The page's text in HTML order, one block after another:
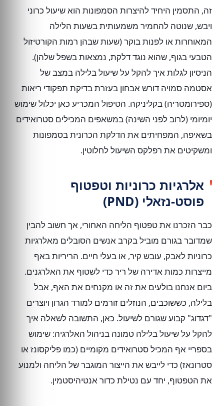
זה, התסמין היחיד להיצרות הסמפונות הוא שיעול כרוני
ויבש, שנוטה להחמיר משמעותית בשעות הלילה
המאוחרות או לפנות בוקר (שעות שבהן רמות הקורטיזול
הטבעי בגוף, שהוא נוגד דלקת, נמצאות בשפל שלהן).
הניסיון לגלות איך להקל על שיעול בלילה במצב של
אסטמה סמויה דורש אבחון בעזרת בדיקת תפקודי ריאות
(ספירומטריה) בקליניקה. הטיפול המכריע כאן יכלול שימוש
יומיומי (לרוב לפני השינה) במשאפים המכילים סטרואידים
בשאיפה, המפחיתים את הדלקת הכרונית בסמפונות
ומשקיטים את רפלקס השיעול לחלוטין.
אלרגיות כרוניות וטפטוף
פוסט-נזאלי (PND)
כבר הזכרנו את טפטוף הליחה האחורי, אך חשוב להבין
שמדובר בגורם מוביל בקרב אנשים הסובלים מאלרגיות
כרוניות לאבק, עובש קיר, או בעלי חיים. הריריות באף
מייצרות כמות אדירה של ריר כדי לשטוף את האלרגנים.
ביום אנחנו בולעים את זה או מקנחים את האף, אבל
בלילה, כששוכבים, הנוזלים זורמים למורד הגרון ויוצרים
"דגדוג" קבוע שגורם לשיעול. כאן, התשובה לשאלה איך
להקל על שיעול בלילה טמונה בניהול האלרגיה: שימוש
בספריי אף המכיל סטרואידים מקומיים (כמו פליקסונז או
סטרונאז) כדי לייבש את הייצור המוגבר של הליחה ולמנוע
את הטפטוף, יחד עם נטילת כדור אנטיהיסטמין.